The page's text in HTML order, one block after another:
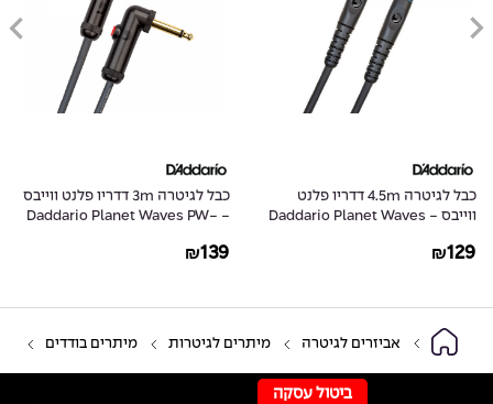
כבל לגיטרה 4.5m דדריו פלנט
ווייבס - Daddario Planet Waves
₪129
כבל לגיטרה 3m דדריו פלנט ווייבס
- Daddario Planet Waves PW-
₪139
אביזרים לגיטרה מיתרים לגיטרות מיתרים בודדים
ביטול עסקה